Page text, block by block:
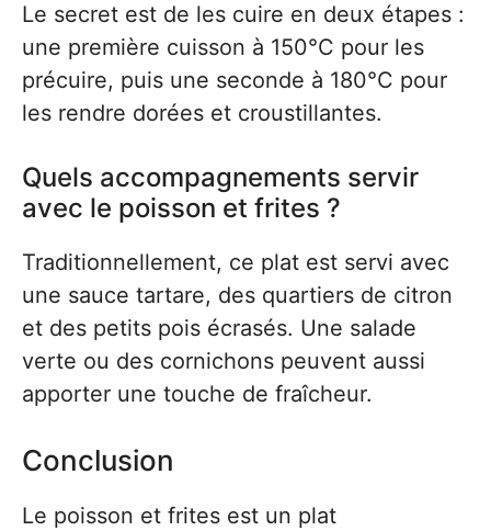
Le secret est de les cuire en deux étapes :
une première cuisson à 150°C pour les
précuire, puis une seconde à 180°C pour
les rendre dorées et croustillantes.
Quels accompagnements servir
avec le poisson et frites ?
Traditionnellement, ce plat est servi avec
une sauce tartare, des quartiers de citron
et des petits pois écrasés. Une salade
verte ou des cornichons peuvent aussi
apporter une touche de fraîcheur.
Conclusion
Le poisson et frites est un plat